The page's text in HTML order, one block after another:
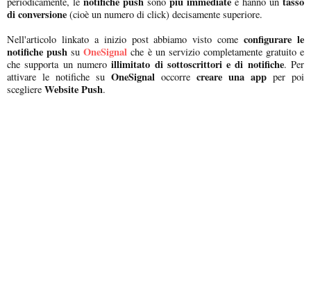
di conversione (cioè un numero di click) decisamente superiore.
Nell'articolo linkato a inizio post abbiamo visto comeconfigurare le
notifiche push suOneSignal che è un servizio completamente gratuito e
che supporta un numeroillimitato di sottoscrittori e di notifiche. Per
attivare le notifiche su OneSignal occorre creare una app per poi
scegliere Website Push.